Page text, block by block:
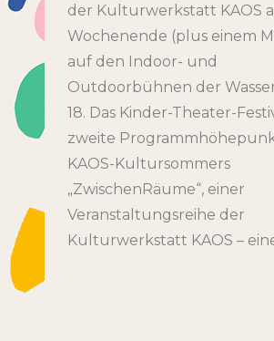
der Kulturwerkstatt KAOS
Wochenende (plus einem
auf den Indoor- und
Outdoorbühnen der
18. Das Kinder-Theater-
zweite
KAOS-Kultursommers
„ZwischenRäume“, einer
Veranstaltungsreihe der
Kulturwerkstatt KAOS –